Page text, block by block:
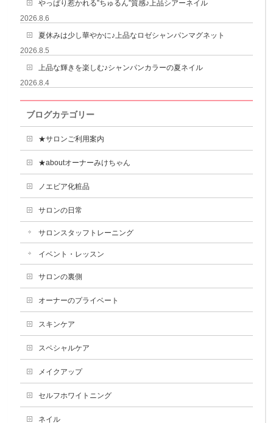
やっぱり惹かれる”ちゅるん”質感♪上品シアーネイル
2026.8.6
夏休みは少し華やかに♪上品なロゼシャンパンマグネット
2026.8.5
上品な輝きを楽しむ♪シャンパンカラーの夏ネイル
2026.8.4
ブログカテゴリー
★サロンご利用案内
★aboutオーナーみけちゃん
ノエビア化粧品
サロンの日常
サロンスタッフトレーニング
イベント・レッスン
サロンの裏側
オーナーのプライベート
スキンケア
スペシャルケア
メイクアップ
セルフホワイトニング
ネイル